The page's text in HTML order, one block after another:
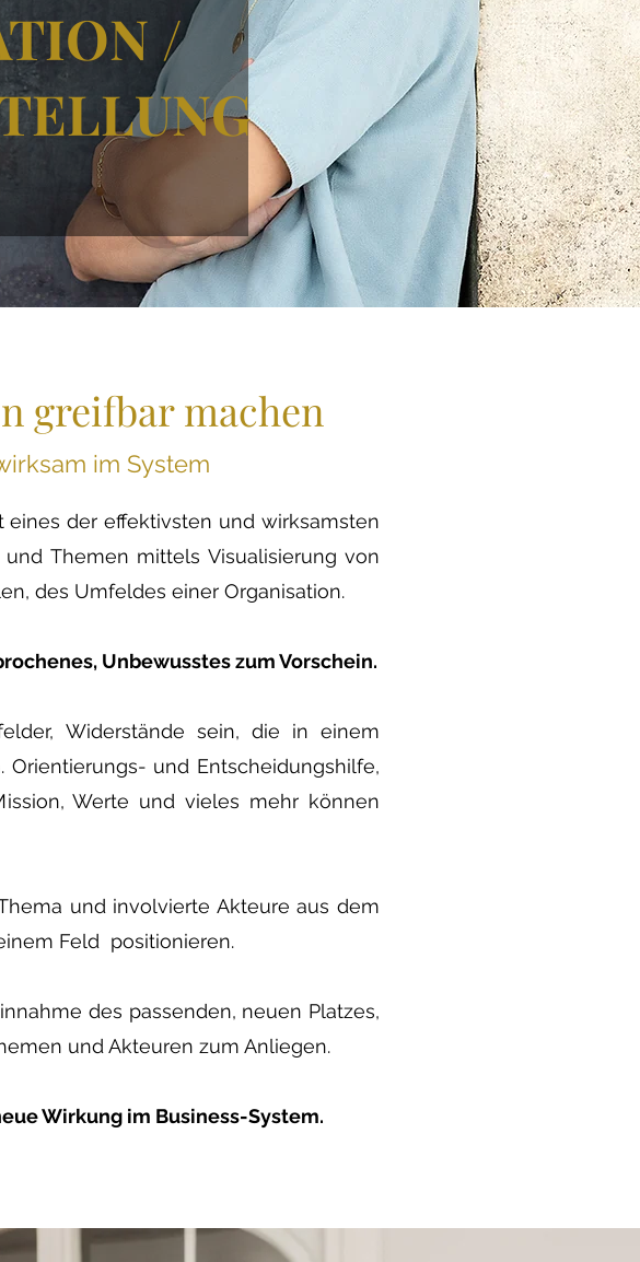
/
greifbar machen
im System
eines der effektivsten und wirksamsten
Themen mittels Visualisierung von
des Umfeldes einer Organisation.
Unbewusstes zum Vorschein.
Widerstände sein, die in einem
und Entscheidungshilfe,
Werte und vieles mehr können
und involvierte Akteure aus dem
Feld positionieren.
des passenden, neuen Platzes,
und Akteuren zum Anliegen.
Wirkung im Business-System.